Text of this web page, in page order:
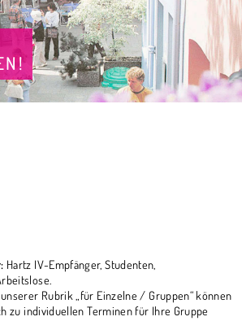
Hartz IV-Empfänger, Studenten,
Rubrik „für Einzelne / Gruppen“ können
zu individuellen Terminen für Ihre Gruppe